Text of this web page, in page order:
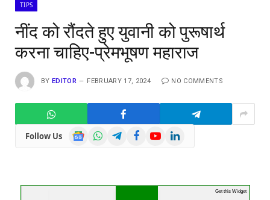
TIPS
नींद को रौंदते हुए युवानी को पुरूषार्थ
करना चाहिए-प्रेमभूषण महाराज
BY EDITOR FEBRUARY 17, 2024 NO COMMENTS
Follow Us
GoogleWhatsAppTelegramFacebookYouTubeLinkedIn
...
Get this Widget